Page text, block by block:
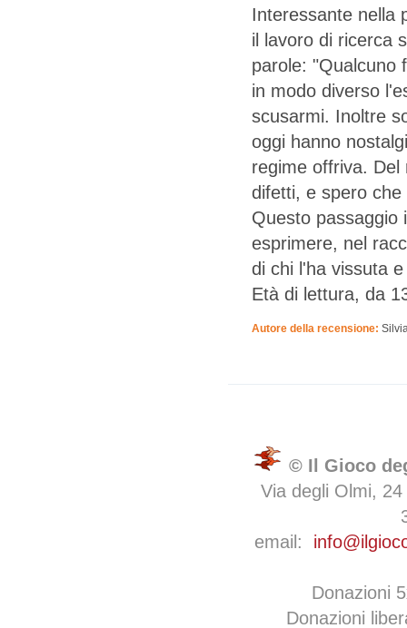
Interessante nella
il lavoro di ricerca
parole: "Qualcuno
in modo diverso
scusarmi. Inoltre
oggi hanno
regime offriva.
difetti, e spero
Questo passaggio
esprimere, nel
di chi l'ha vissuta
Età di lettura, da
Autore della recensione:
© Il Gioco
Via degli Olmi,
email:
Donazioni
Donazioni